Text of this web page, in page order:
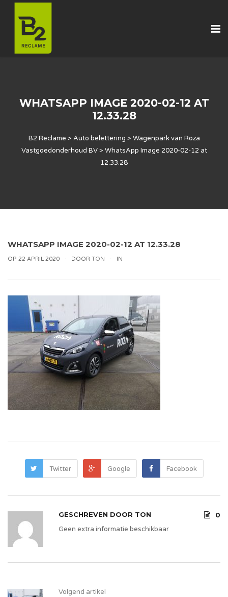
WHATSAPP IMAGE 2020-02-12 AT
12.33.28
B2 Reclame > Auto belettering > Wagenpark van Roza
Vastgoedonderhoud BV> WhatsApp Image 2020-02-12 at
12.33.28
WHATSAPP IMAGE 2020-02-12 AT 12.33.28
OP 22 APRIL 2020 DOOR TON IN
Twitter Google Facebook
GESCHREVEN DOOR TON
0
Geen extra informatie beschikbaar
Volgend artikel